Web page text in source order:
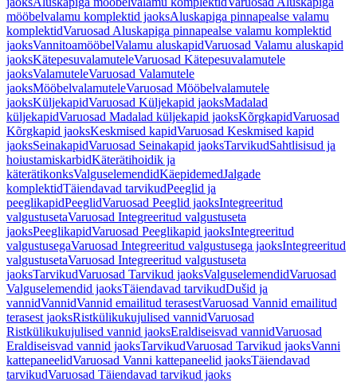
mööbelvalamu komplektid jaoksAluskapiga pinnapealse valamu
komplektidVaruosad Aluskapiga pinnapealse valamu komplektid
jaoksVannitoamööbelValamu aluskapidVaruosad Valamu aluskapid
jaoksKätepesuvalamuteleVaruosad Kätepesuvalamutele
jaoksValamuteleVaruosad Valamutele
jaoksMööbelvalamuteleVaruosad Mööbelvalamutele
jaoksKüljekapidVaruosad Küljekapid jaoksMadalad
küljekapidVaruosad Madalad küljekapid jaoksKõrgkapidVaruosad
Kõrgkapid jaoksKeskmised kapidVaruosad Keskmised kapid
jaoksSeinakapidVaruosad Seinakapid jaoksTarvikudSahtlisisud ja
hoiustamiskarbidKäterätihoidik ja
käterätikonksValguselemendidKäepidemedJalgade
komplektidTäiendavad tarvikudPeeglid ja
peeglikapidPeeglidVaruosad Peeglid jaoksIntegreeritud
valgustusetaVaruosad Integreeritud valgustuseta
jaoksPeeglikapidVaruosad Peeglikapid jaoksIntegreeritud
valgustusegaVaruosad Integreeritud valgustusega jaoksIntegreeritud
valgustusetaVaruosad Integreeritud valgustuseta
jaoksTarvikudVaruosad Tarvikud jaoksValguselemendidVaruosad
Valguselemendid jaoksTäiendavad tarvikudDušid ja
vannidVannidVannid emailitud terasestVaruosad Vannid emailitud
terasest jaoksRistkülikukujulised vannidVaruosad
Ristkülikukujulised vannid jaoksEraldiseisvad vannidVaruosad
Eraldiseisvad vannid jaoksTarvikudVaruosad Tarvikud jaoksVanni
kattepaneelidVaruosad Vanni kattepaneelid jaoksTäiendavad
tarvikudVaruosad Täiendavad tarvikud jaoks